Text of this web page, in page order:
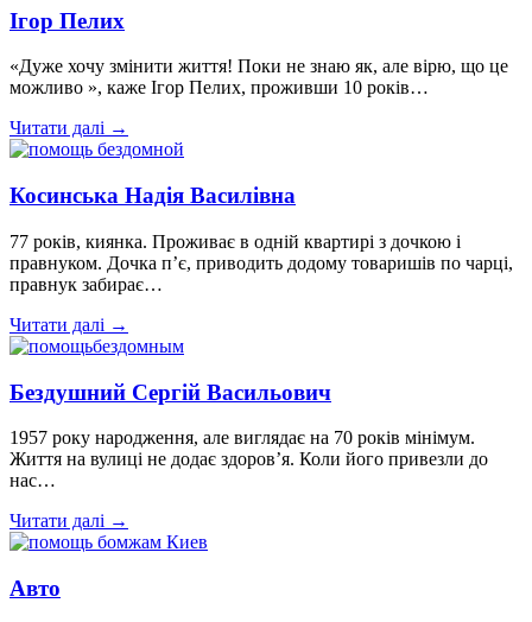
Ігор Пелих
«Дуже хочу змінити життя! Поки не знаю як, але вірю, що це
можливо », каже Ігор Пелих, проживши 10 років…
Читати далі →
Косинська Надія Василівна
77 років, киянка. Проживає в одній квартирі з дочкою і
правнуком. Дочка п’є, приводить додому товаришів по чарці,
правнук забирає…
Читати далі →
Бездушний Сергій Васильович
1957 року народження, але виглядає на 70 років мінімум.
Життя на вулиці не додає здоров’я. Коли його привезли до
нас…
Читати далі →
Авто